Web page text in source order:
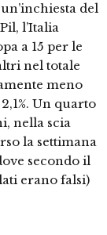
del
l’Italia
a 15 per le
nel totale
meno
Un quarto
nella scia
la settimana
secondo il
erano falsi)